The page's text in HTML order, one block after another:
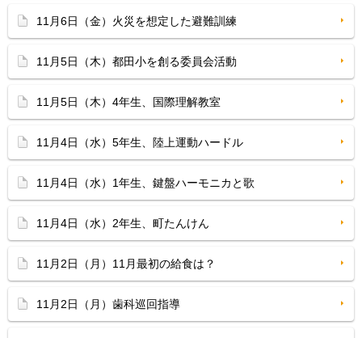
11月6日（金）火災を想定した避難訓練
11月5日（木）都田小を創る委員会活動
11月5日（木）4年生、国際理解教室
11月4日（水）5年生、陸上運動ハードル
11月4日（水）1年生、鍵盤ハーモニカと歌
11月4日（水）2年生、町たんけん
11月2日（月）11月最初の給食は？
11月2日（月）歯科巡回指導